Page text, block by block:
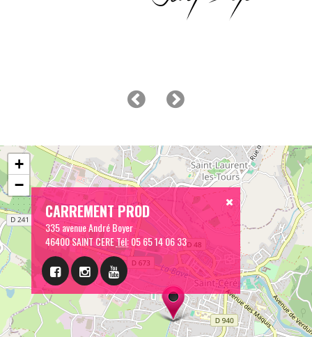
CARREMENT PROD
335 avenue André Boyer
46400 SAINT CERETél:05 65 14 06 33
+
−